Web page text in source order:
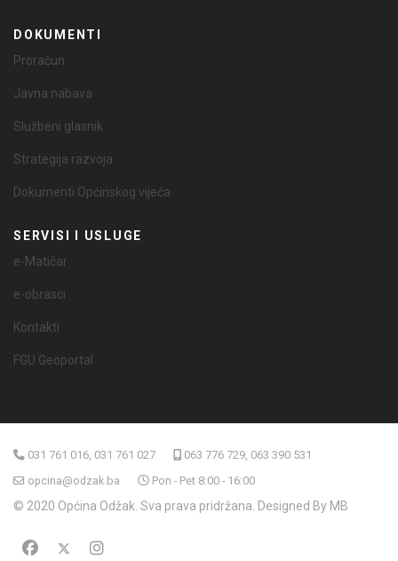
DOKUMENTI
Proračun
Javna nabava
Službeni glasnik
Strategija razvoja
Dokumenti Općinskog vijeća
SERVISI I USLUGE
e-Matičar
e-obrasci
Kontakti
FGU Geoportal
031 761 016, 031 761 027
063 776 729, 063 390 531
opcina@odzak.ba
Pon - Pet 8:00 - 16:00
© 2020 Općina Odžak. Sva prava pridržana. Designed By MB